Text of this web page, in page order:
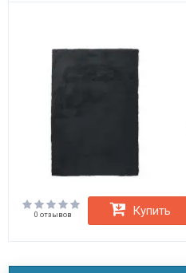
0 отзывов Купить